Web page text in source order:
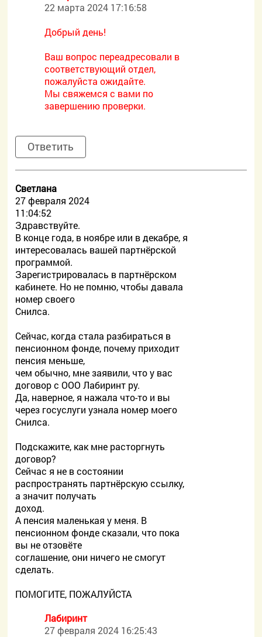
22 марта 2024 17:16:58
Добрый день!
Ваш вопрос переадресовали в
соответствующий отдел,
пожалуйста ожидайте.
Мы свяжемся с вами по
завершению проверки.
Ответить
Светлана
27 февраля 2024
11:04:52
Здравствуйте.
В конце года, в ноябре или в декабре, я
интересовалась вашей партнёрской
программой.
Зарегистрировалась в партнёрском
кабинете. Но не помню, чтобы давала
номер своего
Снилса.
Сейчас, когда стала разбираться в
пенсионном фонде, почему приходит
пенсия меньше,
чем обычно, мне заявили, что у вас
договор с ООО Лабиринт ру.
Да, наверное, я нажала что-то и вы
через госуслуги узнала номер моего
Снилса.
Подскажите, как мне расторгнуть
договор?
Сейчас я не в состоянии
распространять партнёрскую ссылку,
а значит получать
доход.
А пенсия маленькая у меня. В
пенсионном фонде сказали, что пока
вы не отзовёте
соглашение, они ничего не смогут
сделать.
ПОМОГИТЕ, ПОЖАЛУЙСТА
Лабиринт
27 февраля 2024 16:25:43